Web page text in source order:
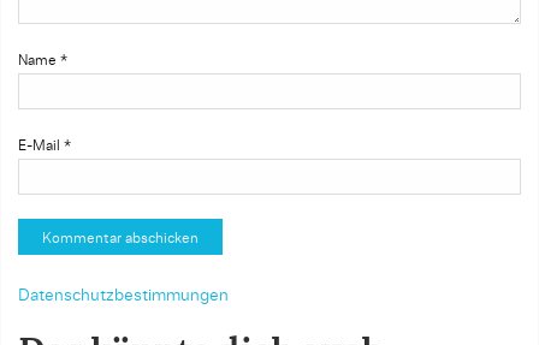
Name *
E-Mail *
Datenschutzbestimmungen